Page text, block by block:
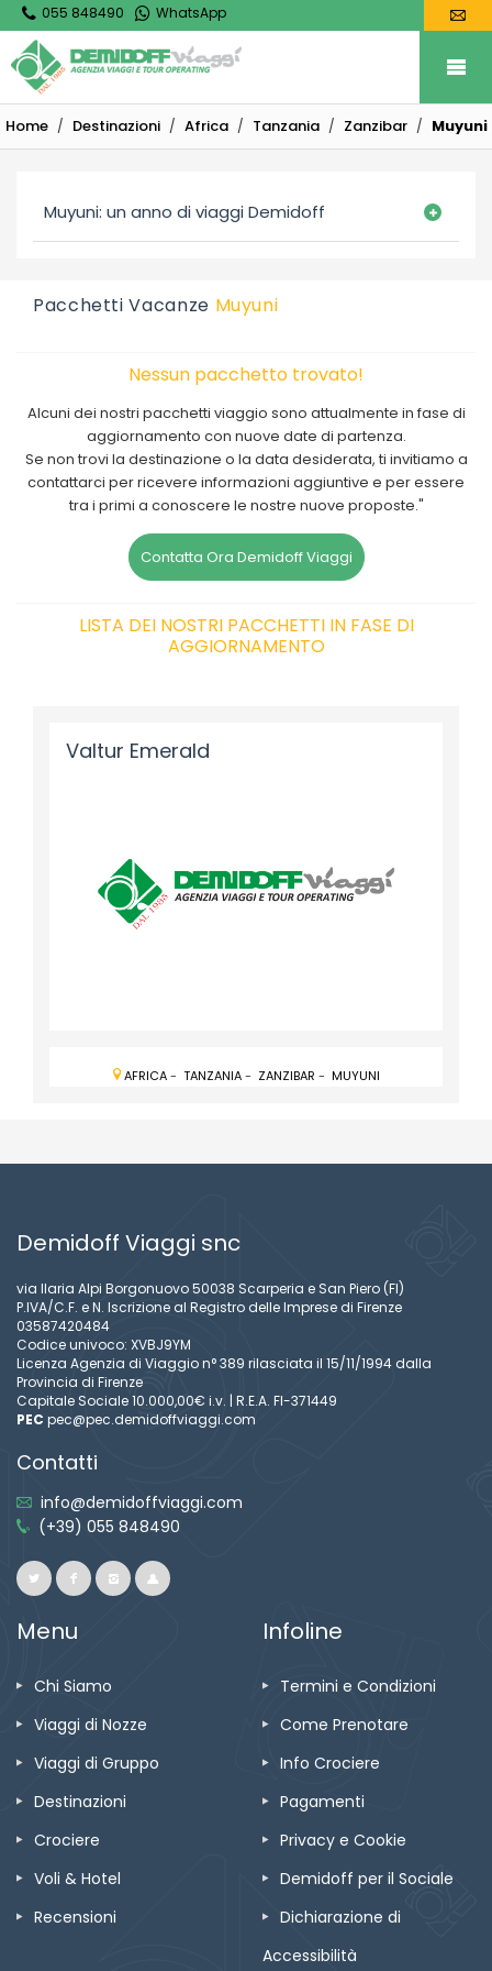
055 848490 WhatsApp
Home Destinazioni Africa Tanzania Zanzibar Muyuni
Muyuni: un anno di viaggi Demidoff
Pacchetti Vacanze Muyuni
Nessun pacchetto trovato!
Alcuni dei nostri pacchetti viaggio sono attualmente in fase di
aggiornamento con nuove date di partenza.
Se non trovi la destinazione o la data desiderata, ti invitiamo a
contattarci per ricevere informazioni aggiuntive e per essere
tra i primi a conoscere le nostre nuove proposte."
Contatta Ora Demidoff Viaggi
LISTA DEI NOSTRI PACCHETTI IN FASE DI
AGGIORNAMENTO
Valtur Emerald
AFRICA- TANZANIA- ZANZIBAR - MUYUNI
Demidoff Viaggi snc
via Ilaria Alpi Borgonuovo 50038 Scarperia e San Piero (FI)
P.IVA/C.F. e N. Iscrizione al Registro delle Imprese di Firenze
03587420484
Codice univoco: XVBJ9YM
Licenza Agenzia di Viaggio n° 389 rilasciata il 15/11/1994 dalla
Provincia di Firenze
Capitale Sociale 10.000,00€ i.v. | R.E.A. FI-371449
PEC pec@pec.demidoffviaggi.com
Contatti
info@demidoffviaggi.com
(+39) 055 848490
Menu
Chi Siamo
Viaggi di Nozze
Viaggi di Gruppo
Destinazioni
Crociere
Voli & Hotel
Recensioni
Infoline
Termini e Condizioni
Come Prenotare
Info Crociere
Pagamenti
Privacy e Cookie
Demidoff per il Sociale
Dichiarazione di
Accessibilità